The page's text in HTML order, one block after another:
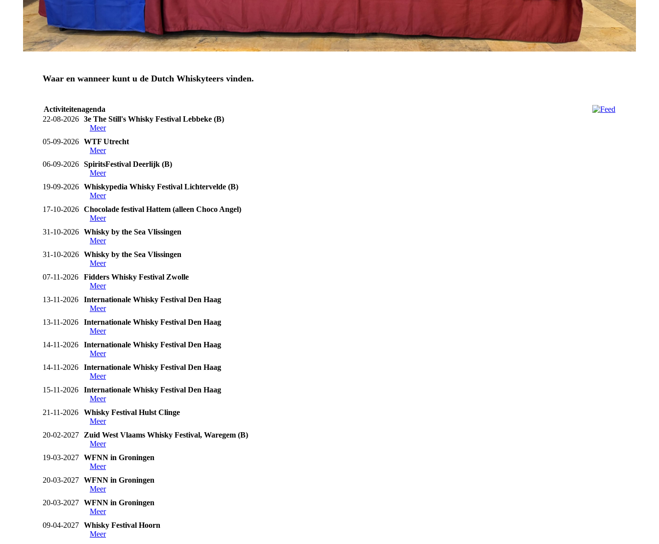
Waar en wanneer kunt u de Dutch Whiskyteers vinden.
Activiteitenagenda
22-08-2026 3e The Still's Whisky Festival Lebbeke (B)
Meer
05-09-2026 WTF Utrecht
Meer
06-09-2026 SpiritsFestival Deerlijk (B)
Meer
19-09-2026 Whiskypedia Whisky Festival Lichtervelde (B)
Meer
17-10-2026 Chocolade festival Hattem (alleen Choco Angel)
Meer
31-10-2026 Whisky by the Sea Vlissingen
Meer
31-10-2026 Whisky by the Sea Vlissingen
Meer
07-11-2026
Fidders Whisky Festival Zwolle
Meer
13-11-2026
Internationale Whisky Festival Den Haag
Meer
13-11-2026
Internationale Whisky Festival Den Haag
Meer
14-11-2026
Internationale Whisky Festival Den Haag
Meer
14-11-2026
Internationale Whisky Festival Den Haag
Meer
15-11-2026
Internationale Whisky Festival Den Haag
Meer
21-11-2026
Whisky Festival Hulst Clinge
Meer
20-02-2027
Zuid West Vlaams Whisky Festival, Waregem (B)
Meer
19-03-2027 WFNN in Groningen
Meer
20-03-2027 WFNN in Groningen
Meer
20-03-2027 WFNN in Groningen
Meer
09-04-2027 Whisky Festival Hoorn
Meer